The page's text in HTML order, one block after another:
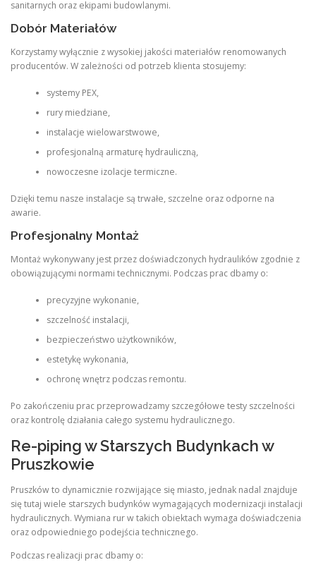
sanitarnych oraz ekipami budowlanymi.
Dobór Materiałów
Korzystamy wyłącznie z wysokiej jakości materiałów renomowanych
producentów. W zależności od potrzeb klienta stosujemy:
systemy PEX,
rury miedziane,
instalacje wielowarstwowe,
profesjonalną armaturę hydrauliczną,
nowoczesne izolacje termiczne.
Dzięki temu nasze instalacje są trwałe, szczelne oraz odporne na
awarie.
Profesjonalny Montaż
Montaż wykonywany jest przez doświadczonych hydraulików zgodnie z
obowiązującymi normami technicznymi. Podczas prac dbamy o:
precyzyjne wykonanie,
szczelność instalacji,
bezpieczeństwo użytkowników,
estetykę wykonania,
ochronę wnętrz podczas remontu.
Po zakończeniu prac przeprowadzamy szczegółowe testy szczelności
oraz kontrolę działania całego systemu hydraulicznego.
Re-piping w Starszych Budynkach w
Pruszkowie
Pruszków to dynamicznie rozwijające się miasto, jednak nadal znajduje
się tutaj wiele starszych budynków wymagających modernizacji instalacji
hydraulicznych. Wymiana rur w takich obiektach wymaga doświadczenia
oraz odpowiedniego podejścia technicznego.
Podczas realizacji prac dbamy o: